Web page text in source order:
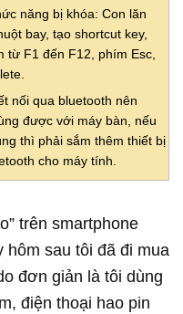
năng bị khóa: Con lăn
bay, tạo shortcut key,
từ F1 đến F12, phím Esc,
nối qua bluetooth nên
được với máy bàn, nếu
thì phải sắm thêm thiết bị
cho máy tính.
trên smartphone
sau tôi đã đi mua
đơn giản là tôi dùng
điện thoại hao pin